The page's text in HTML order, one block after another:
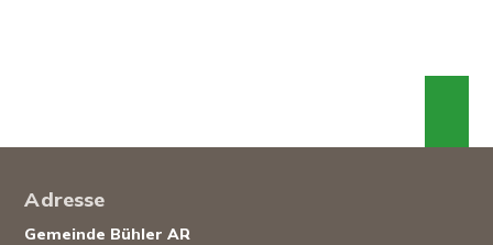
Footer
Adresse
Gemeinde Bühler AR